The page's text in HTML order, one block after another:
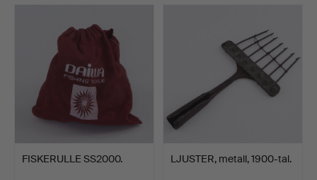
FISKERULLE SS2000. LJUSTER, metall, 1900-tal.